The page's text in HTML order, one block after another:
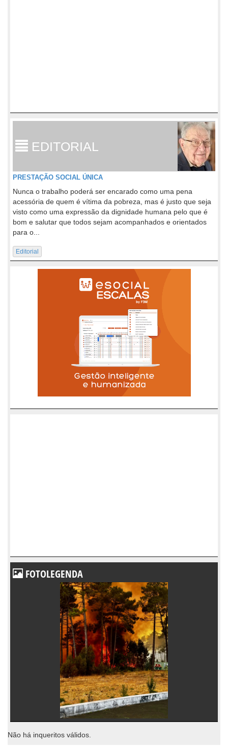
EDITORIAL
PRESTAÇÃO SOCIAL ÚNICA
Nunca o trabalho poderá ser encarado como uma pena
acessória de quem é vítima da pobreza, mas é justo que seja
visto como uma expressão da dignidade humana pelo que é
bom e salutar que todos sejam acompanhados e orientados
para o...
Editorial
FOTOLEGENDA
Não há inqueritos válidos.